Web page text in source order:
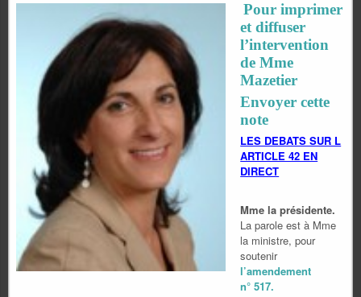
Pour imprimer
et diffuser
l’intervention
de Mme
Mazetier
Envoyer cette
note
LES DEBATS SUR L
ARTICLE 42 EN
DIRECT
Mme la présidente.
La parole est à Mme
la ministre, pour
soutenir
l’amendement
n° 517.